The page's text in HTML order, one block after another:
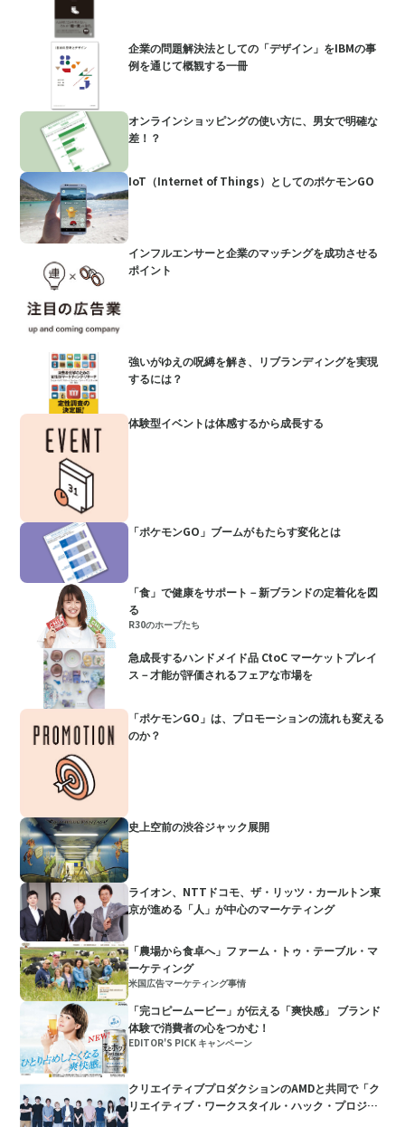
企業の問題解決法としての「デザイン」をIBMの事
例を通じて概観する一冊
オンラインショッピングの使い方に、男女で明確な
差！？
IoT（Internet of Things）としてのポケモンGO
インフルエンサーと企業のマッチングを成功させる
ポイント
強いがゆえの呪縛を解き、リブランディングを実現
するには？
体験型イベントは体感するから成長する
「ポケモンGO」ブームがもたらす変化とは
「食」で健康をサポート－新ブランドの定着化を図
る
R30のホープたち
急成長するハンドメイド品 CtoC マーケットプレイ
ス－才能が評価されるフェアな市場を
「ポケモンGO」は、プロモーションの流れも変える
のか？
史上空前の渋谷ジャック展開
ライオン、NTTドコモ、ザ・リッツ・カールトン東
京が進める「人」が中心のマーケティング
「農場から食卓へ」ファーム・トゥ・テーブル・マ
ーケティング
米国広告マーケティング事情
「完コピームービー」が伝える「爽快感」 ブランド
体験で消費者の心をつかむ！
EDITOR'S PICK キャンペーン
クリエイティブプロダクションのAMDと共同で「ク
リエイティブ・ワークスタイル・ハック・プロジェ